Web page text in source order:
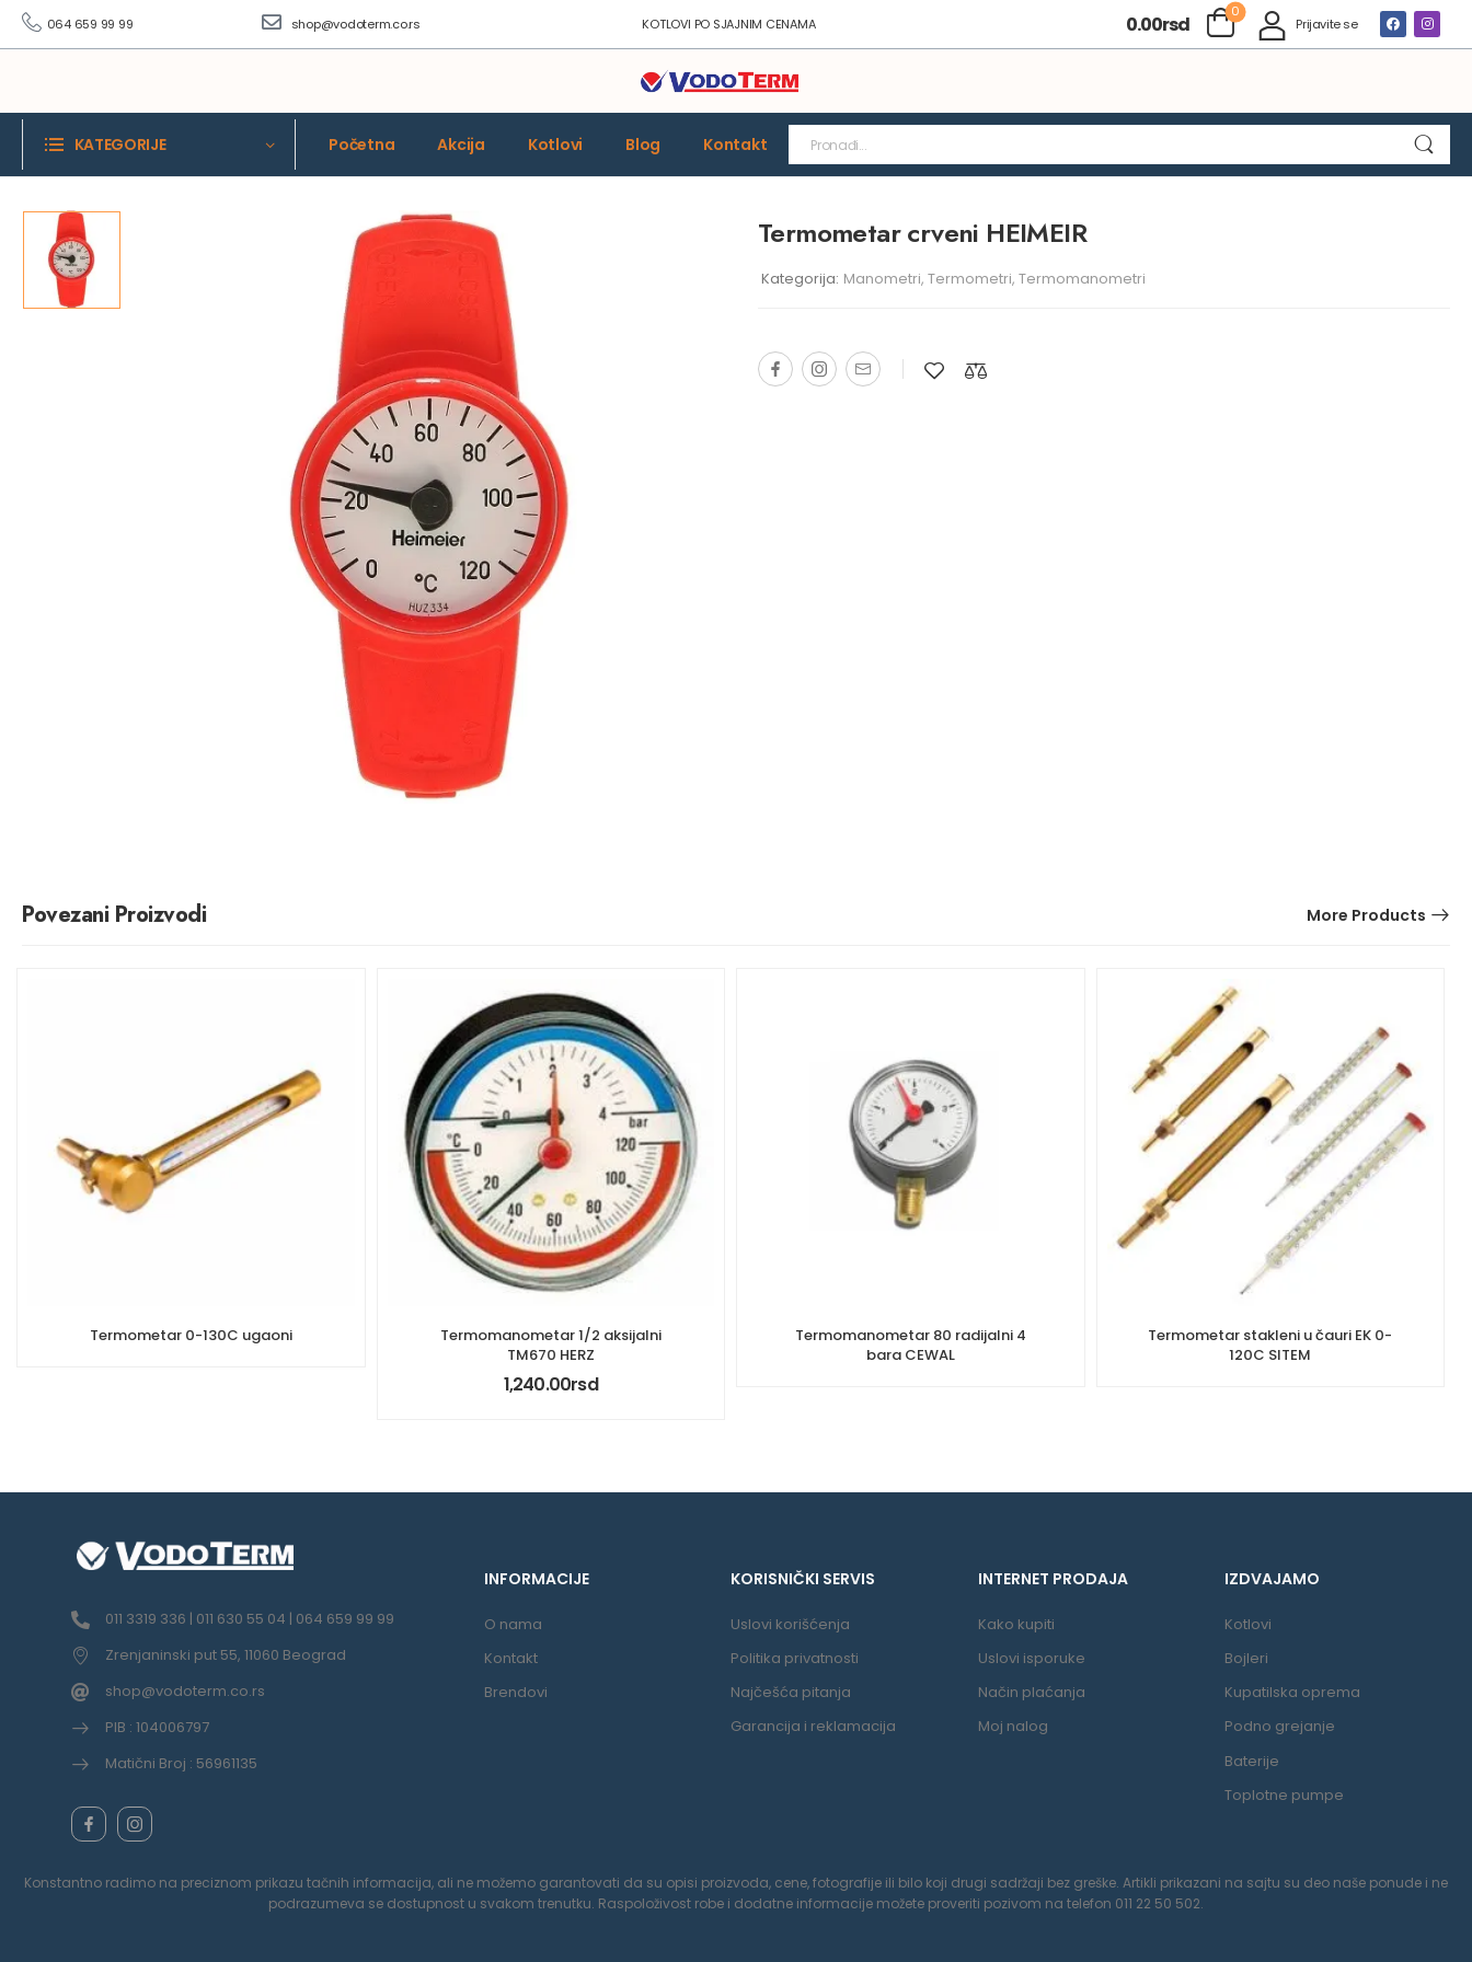
064 659 99 99 shop@vodoterm.co.rs KOTLOVI PO SJAJNIM CENAMA 0.00rsd
0
Prijavite se
KATEGORIJE Početna Akcija Kotlovi Blog Kontakt
Termometar crveni HEIMEIR
Kategorija: Manometri, Termometri, Termomanometri
Povezani Proizvodi More Products
Termometar 0-130C ugaoni
Termomanometar 1/2 aksijalni
TM670 HERZ
1,240.00rsd
Termomanometar 80 radijalni 4
bara CEWAL
Termometar stakleni u čauri EK 0-
120C SITEM
011 3319 336 | 011 630 55 04 | 064 659 99 99
Zrenjaninski put 55, 11060 Beograd
shop@vodoterm.co.rs
PIB : 104006797
Matični Broj : 56961135
INFORMACIJE
O nama
Kontakt
Brendovi
KORISNIČKI SERVIS
Uslovi korišćenja
Politika privatnosti
Najčešća pitanja
Garancija i reklamacija
INTERNET PRODAJA
Kako kupiti
Uslovi isporuke
Način plaćanja
Moj nalog
IZDVAJAMO
Kotlovi
Bojleri
Kupatilska oprema
Podno grejanje
Baterije
Toplotne pumpe
Konstantno radimo na preciznom prikazu tačnih informacija, ali ne možemo garantovati da su opisi proizvoda, cene, fotografije ili bilo koji drugi sadržaji bez greške. Artikli prikazani na sajtu su deo naše ponude i ne
podrazumeva se dostupnost u svakom trenutku. Raspoloživost robe i dodatne informacije možete proveriti pozivom na telefon 011 22 50 502.